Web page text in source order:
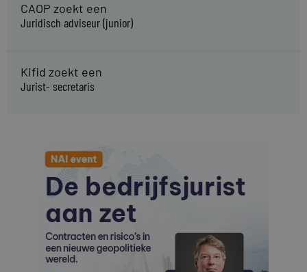
CAOP zoekt een
Juridisch adviseur (junior)
Kifid zoekt een
Jurist- secretaris